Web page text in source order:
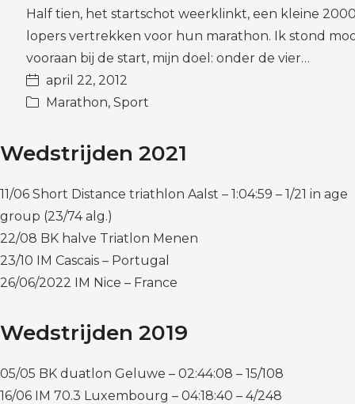
Half tien, het startschot weerklinkt, een kleine
lopers vertrekken voor hun marathon. Ik stond
vooraan bij de start, mijn doel: onder de vier…
april 22, 2012
Marathon, Sport
Wedstrijden 2021
11/06 Short Distance triathlon Aalst – 1:04:59 – 1/21 in age
group (23/74 alg.)
22/08 BK halve Triatlon Menen
23/10 IM Cascais – Portugal
26/06/2022 IM Nice – France
Wedstrijden 2019
05/05 BK duatlon Geluwe – 02:44:08 – 15/108
16/06 IM 70.3 Luxembourg – 04:18:40 – 4/248